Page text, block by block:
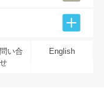
い合
English